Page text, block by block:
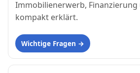
Immobilienerwerb, Finanzierung
kompakt erklärt.
Wichtige Fragen